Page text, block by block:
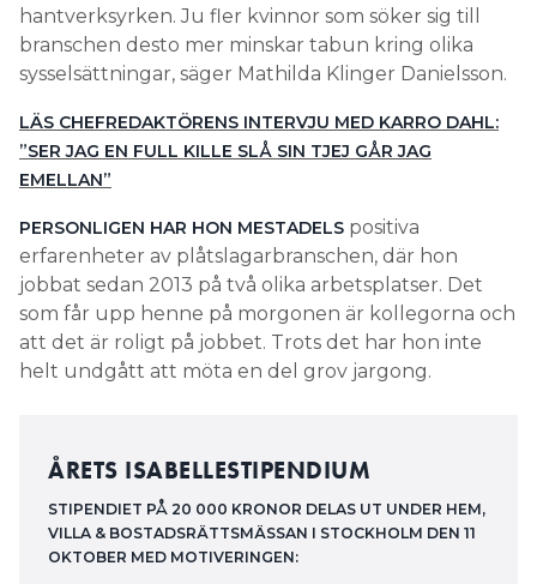
hantverksyrken. Ju fler kvinnor som söker sig till
branschen desto mer minskar tabun kring olika
sysselsättningar, säger Mathilda Klinger Danielsson.
LÄS CHEFREDAKTÖRENS INTERVJU MED KARRO DAHL:
”SER JAG EN FULL KILLE SLÅ SIN TJEJ GÅR JAG
EMELLAN”
PERSONLIGEN HAR HON MESTADELS positiva
erfarenheter av plåtslagarbranschen, där hon
jobbat sedan 2013 på två olika arbetsplatser. Det
som får upp henne på morgonen är kollegorna och
att det är roligt på jobbet. Trots det har hon inte
helt undgått att möta en del grov jargong.
ÅRETS ISABELLESTIPENDIUM
STIPENDIET PÅ 20 000 KRONOR DELAS UT UNDER HEM,
VILLA & BOSTADSRÄTTSMÄSSAN I STOCKHOLM DEN 11
OKTOBER MED MOTIVERINGEN: